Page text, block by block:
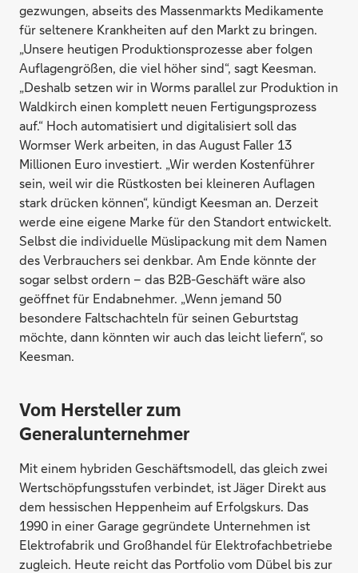
gezwungen, abseits des Massen­markts Medikamente
für seltenere Krankheiten auf den Markt zu bringen.
„Unsere heutigen Produktionsprozesse aber folgen
Auflagen­größen, die viel höher sind“, sagt Keesman.
„Deshalb setzen wir in Worms parallel zur Produktion in
Waldkirch einen komplett neuen Fertigungsprozess
auf.“ Hoch automatisiert und digitalisiert soll das
Wormser Werk arbeiten, in das August Faller 13
Millionen Euro investiert. „Wir werden Kostenführer
sein, weil wir die Rüstkosten bei kleineren Auflagen
stark drücken können“, kündigt Keesman an. Derzeit
werde eine eigene Marke für den Standort entwickelt.
Selbst die individuelle Müsli­packung mit dem Namen
des Verbrauchers sei denkbar. Am Ende könnte der
sogar selbst ordern – das B2B-Geschäft wäre also
geöffnet für Endabnehmer. „Wenn jemand 50
besondere Faltschachteln für seinen Geburtstag
möchte, dann könnten wir auch das leicht liefern“, so
Keesman.
Vom Hersteller zum
Generalunternehmer
Mit einem hybriden Geschäftsmodell, das gleich zwei
Wertschöpfungsstufen verbindet, ist Jäger Direkt aus
dem hessischen Heppenheim auf Erfolgskurs. Das
1990 in einer Garage gegründete Unternehmen ist
Elektrofabrik und Großhandel für Elektrofachbetriebe
zugleich. Heute reicht das Portfolio vom Dübel bis zur